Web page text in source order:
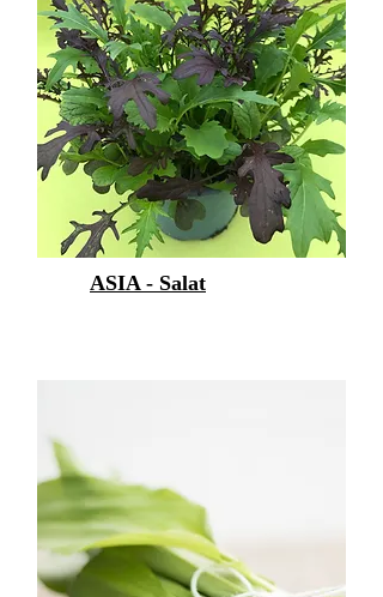
ASIA - Salat